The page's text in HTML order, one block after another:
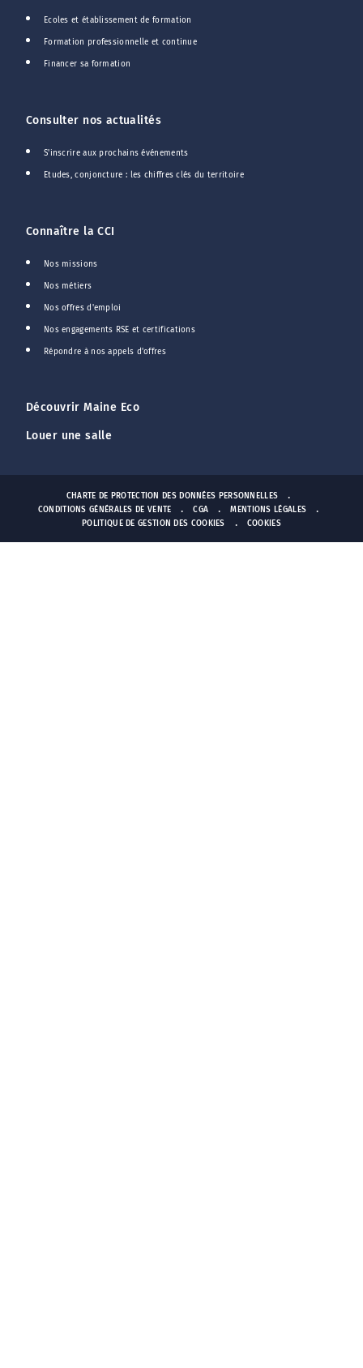
Ecoles et établissement de formation
Formation professionnelle et continue
Financer sa formation
Consulter nos actualités
S'inscrire aux prochains événements
Etudes, conjoncture : les chiffres clés du territoire
Connaître la CCI
Nos missions
Nos métiers
Nos offres d'emploi
Nos engagements RSE et certifications
Répondre à nos appels d'offres
Découvrir Maine Eco
Louer une salle
CHARTE DE PROTECTION DES DONNÉES PERSONNELLES
CONDITIONS GÉNÉRALES DE VENTE
CGA
MENTIONS LÉGALES
POLITIQUE DE GESTION DES COOKIES
COOKIES